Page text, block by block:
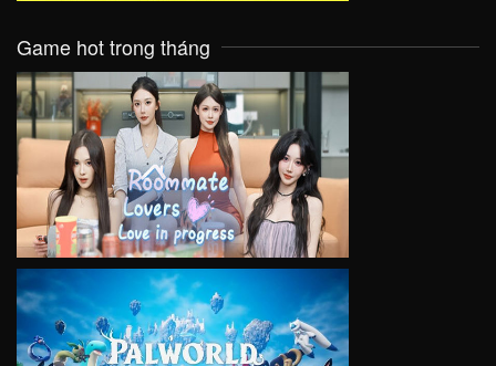
Game hot trong tháng
VIEW
VIEW